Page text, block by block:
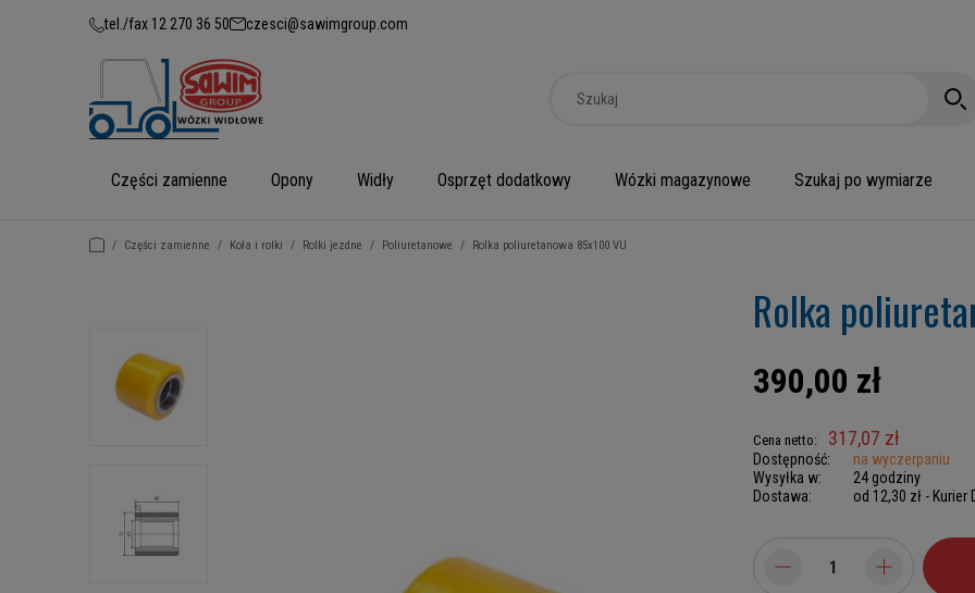
tel./fax 12 270 36 50 czesci@sawimgroup.com
Części zamienne Opony Widły Osprzęt dodatkowy Wózki magazynowe Szukaj po wymiarze
/ Części zamienne / Koła i rolki / Rolki jezdne / Poliuretanowe / Rolka poliuretanowa 85x100 VU
Rolka
390,00 zł
Cena netto: 317,07 zł
Dostępność:
na wyczerpaniu
Wysyłka w:
24 godziny
Dostawa:
od 12,30 zł - Kurier